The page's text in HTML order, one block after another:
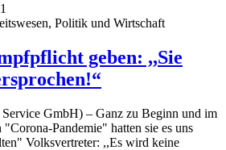
Politik und Wirtschaft
geben: ,,Sie
GmbH) – Ganz zu Beginn und im
Pandemie" hatten sie es uns
Volksvertreter: ,,Es wird keine